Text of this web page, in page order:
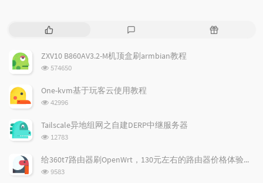
热
文
章
评
论
随
ZXV10 B860AV3.2-M机顶盒刷armbian教程
浏
次
574650
One-kvm基于玩客云使用教程
浏
次
42996
Tailscale异地组网之自建DERP中继服务器
浏
次
12783
给360t7路由器刷OpenWrt，130元左右的路由器价格体验如何
浏
9583